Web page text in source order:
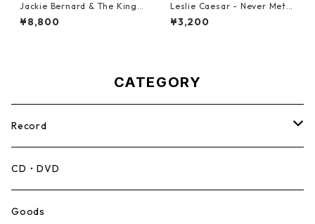
Jackie Bernard & The Kings
tonians - Never Changing H
armony【7-21948】
¥8,800
Leslie Caesar - Never Met A
Woman【12-50067】
¥3,200
CATEGORY
Record
Mento,Calypso,Ballad
Ska
CD・DVD
Goods